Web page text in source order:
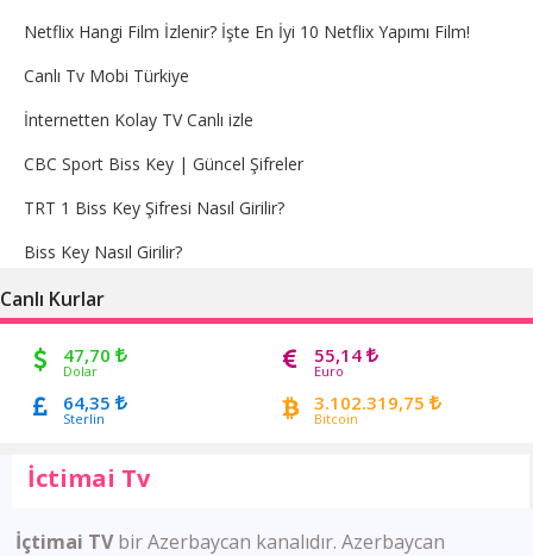
Netflix Hangi Film İzlenir? İşte En İyi 10 Netflix Yapımı Film!
Canlı Tv Mobi Türkiye
İnternetten Kolay TV Canlı izle
CBC Sport Biss Key | Güncel Şifreler
TRT 1 Biss Key Şifresi Nasıl Girilir?
Biss Key Nasıl Girilir?
Canlı Kurlar
47,70
Dolar
55,14
Euro
64,35
Sterlin
3.102.319,75
Bitcoin
İctimai Tv
İçtimai TVbir Azerbaycan kanalıdır. Azerbaycan